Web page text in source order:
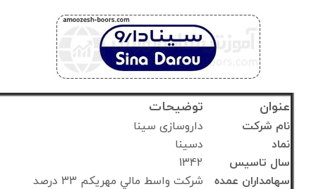
عنوان توضیحات
نام شرکت
داروسازی سینا
نماد
دسینا
سال تاسیس
1342
سهامداران عمده
شركت واسط مالي مهريكم 33 درصد